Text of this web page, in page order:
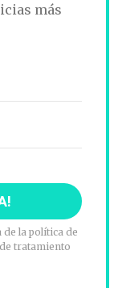
más
la política de
tratamiento